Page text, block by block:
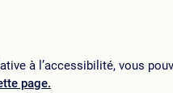
à l’accessibilité, vous
page.